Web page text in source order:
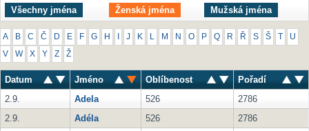
Všechny jména Ženská jména Mužská jména
A B C Č D E F G H J K M N O P Q R Ř S Š U
V W X Y Z Ž
Datum Jméno Oblíbenost
Pořadí
2.9.
Adela 526
2786
2.9.
Adéla 526
2786